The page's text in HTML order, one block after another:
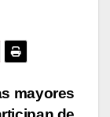
mayores